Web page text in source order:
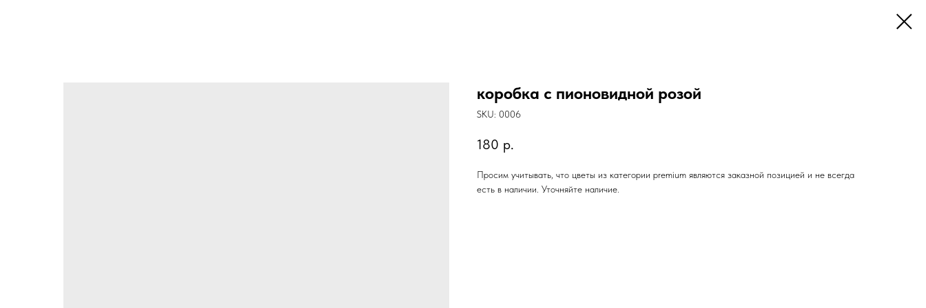
коробка с пионовидной розой
SKU: 0006
180 р.
Просим учитывать, что цветы из категории premium являются заказной позицией и не всегда
есть в наличии. Уточняйте наличие.